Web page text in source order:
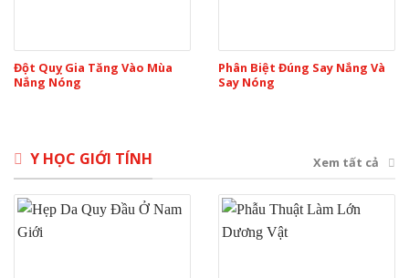
Đột Quỵ Gia Tăng Vào Mùa
Nắng Nóng
Phân Biệt Đúng Say Nắng Và
Say Nóng
Y HỌC GIỚI TÍNH Xem tất cả